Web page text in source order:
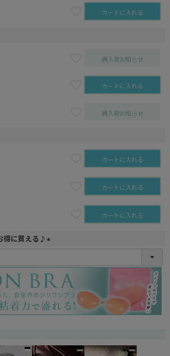
カートに入れる
再入荷お知らせ
カートに入れる
再入荷お知らせ
カートに入れる
カートに入れる
カートに入れる
得に買える♪
(
須
)